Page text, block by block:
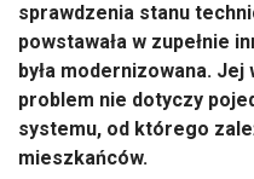
sprawdzenia stanu
powstawała w zupełnie
była modernizowana.
problem nie dotyczy
systemu, od którego
mieszkańców.